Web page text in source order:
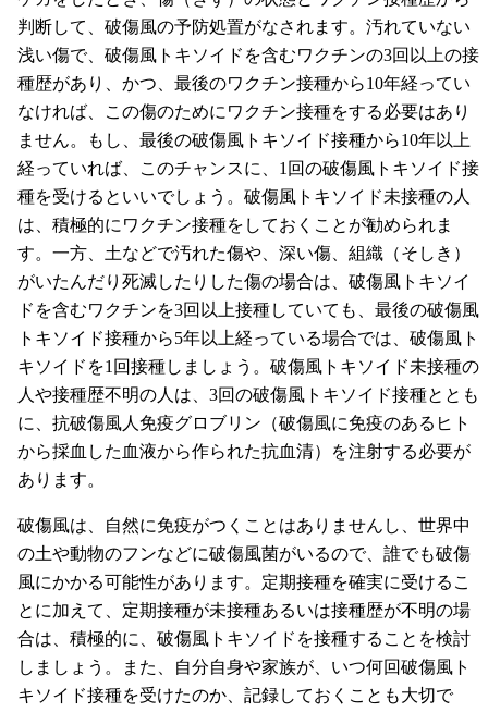
判断して、破傷風の予防処置がなされます。汚れていない
浅い傷で、破傷風トキソイドを含むワクチンの3回以上の接
種歴があり、かつ、最後のワクチン接種から10年経ってい
なければ、この傷のためにワクチン接種をする必要はあり
ません。もし、最後の破傷風トキソイド接種から10年以上
経っていれば、このチャンスに、1回の破傷風トキソイド接
種を受けるといいでしょう。破傷風トキソイド未接種の人
は、積極的にワクチン接種をしておくことが勧められま
す。一方、土などで汚れた傷や、深い傷、組織（そしき）
がいたんだり死滅したりした傷の場合は、破傷風トキソイ
ドを含むワクチンを3回以上接種していても、最後の破傷風
トキソイド接種から5年以上経っている場合では、破傷風ト
キソイドを1回接種しましょう。破傷風トキソイド未接種の
人や接種歴不明の人は、3回の破傷風トキソイド接種ととも
に、抗破傷風人免疫グロブリン（破傷風に免疫のあるヒト
から採血した血液から作られた抗血清）を注射する必要が
あります。
破傷風は、自然に免疫がつくことはありませんし、世界中
の土や動物のフンなどに破傷風菌がいるので、誰でも破傷
風にかかる可能性があります。定期接種を確実に受けるこ
とに加えて、定期接種が未接種あるいは接種歴が不明の場
合は、積極的に、破傷風トキソイドを接種することを検討
しましょう。また、自分自身や家族が、いつ何回破傷風ト
キソイド接種を受けたのか、記録しておくことも大切で